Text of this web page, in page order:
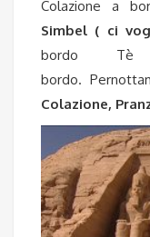
Colazione a
Simbel ( ci
bordo Tè
bordo.
Colazione,